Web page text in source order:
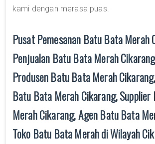
kami dengan merasa puas.
Pusat Pemesanan Batu Bata Merah
Penjualan Batu Bata Merah
Produsen Batu Bata Merah
Batu Bata Merah Cikarang,
Merah Cikarang, Agen Batu Bata
Toko Batu Bata Merah di Wilayah